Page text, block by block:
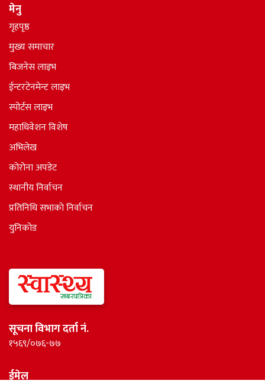
मेनु
गृहपृष्ठ
मुख्य समाचार
बिजनेस लाइभ
ईन्टरटेनमेन्ट लाइभ
स्पोर्टस लाइभ
महाधिवेशन विशेष
अभिलेख
कोरोना अपडेट
स्थानीय निर्वाचन
प्रतिनिधि सभाकाे निर्वाचन
युनिकोड
सूचना विभाग दर्ता नं.
१५६९/०७६-७७
ईमेल